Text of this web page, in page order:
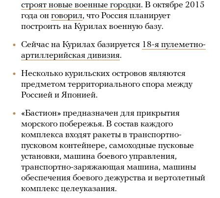
строят новые военные городки. В октябре 2015
года он говорил, что Россия планирует
построить на Курилах военную базу.
Сейчас на Курилах базируется 18-я пулеметно-
артиллерийская дивизия.
Несколько курильских островов являются
предметом территориального спора между
Россией и Японией.
«Бастион» предназначен для прикрытия
морского побережья. В состав каждого
комплекса входят ракеты в транспортно-
пусковом контейнере, самоходные пусковые
установки, машина боевого управления,
транспортно-заряжающая машина, машины
обеспечения боевого дежурства и вертолетный
комплекс целеуказания.